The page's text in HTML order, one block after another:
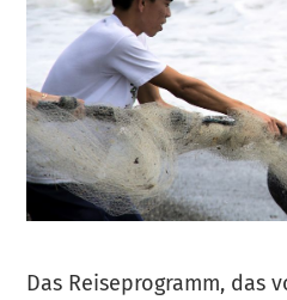
Das Reiseprogramm, das